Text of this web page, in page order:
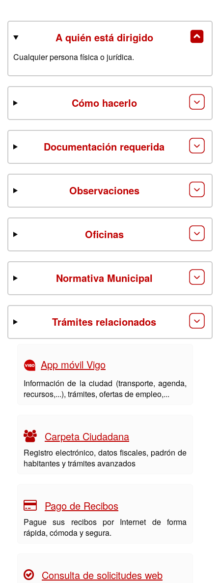
A quién está dirigido
Cualquier persona física o jurídica.
Cómo hacerlo
Documentación requerida
Observaciones
Oficinas
Normativa Municipal
Trámites relacionados
App móvil Vigo
Información de la ciudad (transporte, agenda,
recursos,...), trámites, ofertas de empleo,...
Carpeta Ciudadana
Registro electrónico, datos fiscales, padrón de
habitantes y trámites avanzados
Pago de Recibos
Pague sus recibos por Internet de forma
rápida, cómoda y segura.
Consulta de solicitudes web